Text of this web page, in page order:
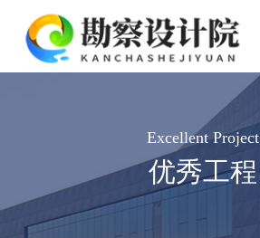
Excellent Project
优秀工程